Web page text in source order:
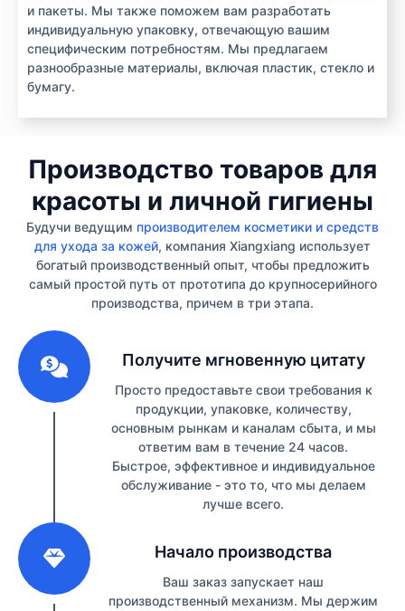
и пакеты. Мы также поможем вам разработать
индивидуальную упаковку, отвечающую вашим
специфическим потребностям. Мы предлагаем
разнообразные материалы, включая пластик, стекло и
бумагу.
Производство товаров для
красоты и личной гигиены
Будучи ведущим производителем косметики и средств
для ухода за кожей, компания Xiangxiang использует
богатый производственный опыт, чтобы предложить
самый простой путь от прототипа до крупносерийного
производства, причем в три этапа.
Получите мгновенную цитату
Просто предоставьте свои требования к
продукции, упаковке, количеству,
основным рынкам и каналам сбыта, и мы
ответим вам в течение 24 часов.
Быстрое, эффективное и индивидуальное
обслуживание - это то, что мы делаем
лучше всего.
Начало производства
Ваш заказ запускает наш
производственный механизм. Мы держим